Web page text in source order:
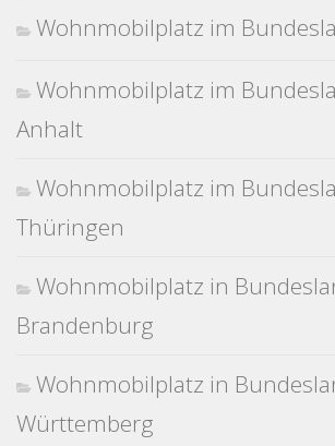
Wohnmobilplatz im
Wohnmobilplatz im
Anhalt
Wohnmobilplatz im
Thüringen
Wohnmobilplatz in
Brandenburg
Wohnmobilplatz in
Württemberg